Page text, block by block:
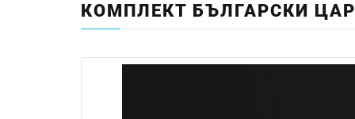
КОМПЛЕКТ БЪЛГАРСКИ